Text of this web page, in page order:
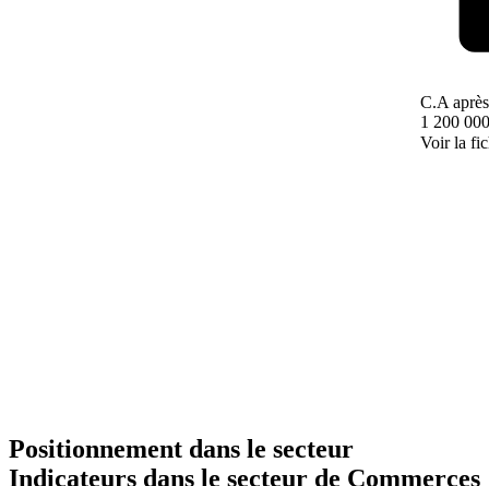
C.A
1 200
Voir la
Positionnement dans le secteur
Indicateurs dans le secteur de Commerces